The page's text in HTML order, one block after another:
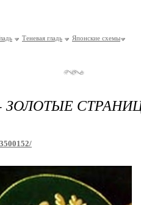
Теневая гладь
Японские схемы
ЗОЛОТЫЕ